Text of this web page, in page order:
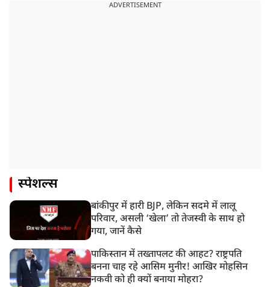
ADVERTISEMENT
स्पेशल्स
बांकीपुर में हारी BJP, लेकिन सदमे में लालू
परिवार, असली ‘खेला’ तो तेजस्वी के साथ हो
गया, जानें कैसे
पाकिस्तान में तख्तापलट की आहट? राष्ट्रपति
बनना चाह रहे आसिम मुनीर! आखिर मोहसिन
नकवी को ही क्यों बनाया मोहरा?